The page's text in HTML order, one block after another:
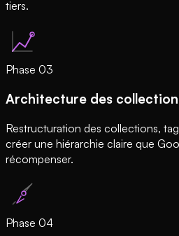
tiers.
Phase 03
Architecture des
Restructuration des collections,
créer une hiérarchie claire que
récompenser.
Phase 04